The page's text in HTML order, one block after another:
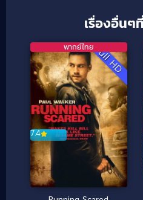
เรื่องอื่นๆ
Full HD
7.4
พากย์ไทย